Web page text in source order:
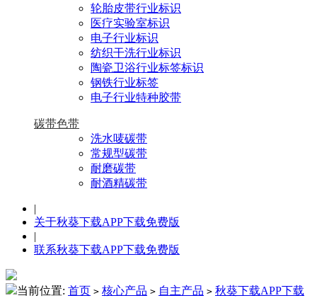
轮胎皮带行业标识
医疗实验室标识
电子行业标识
纺织干洗行业标识
陶瓷卫浴行业标签标识
钢铁行业标签
电子行业特种胶带
碳带色带
洗水唛碳带
常规型碳带
耐磨碳带
耐酒精碳带
|
关于秋葵下载APP下载免费版
|
联系秋葵下载APP下载免费版
当前位置: 首页 > 核心产品 > 自主产品 > 秋葵下载APP下载